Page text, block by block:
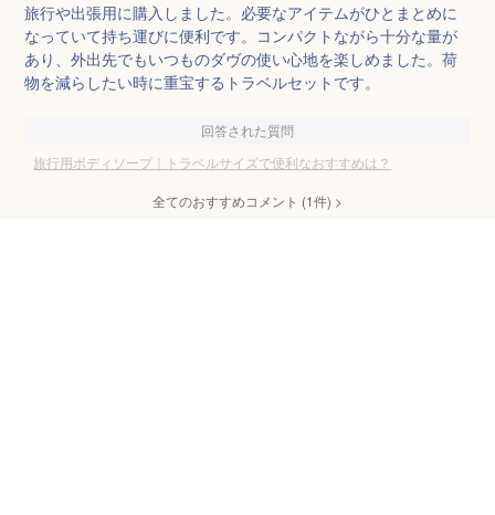
旅行や出張用に購入しました。必要なアイテムがひとまとめに
なっていて持ち運びに便利です。コンパクトながら十分な量が
あり、外出先でもいつものダヴの使い心地を楽しめました。荷
物を減らしたい時に重宝するトラベルセットです。
回答された質問
旅行用ボディソープ｜トラベルサイズで便利なおすすめは？
全てのおすすめコメント (1件) >